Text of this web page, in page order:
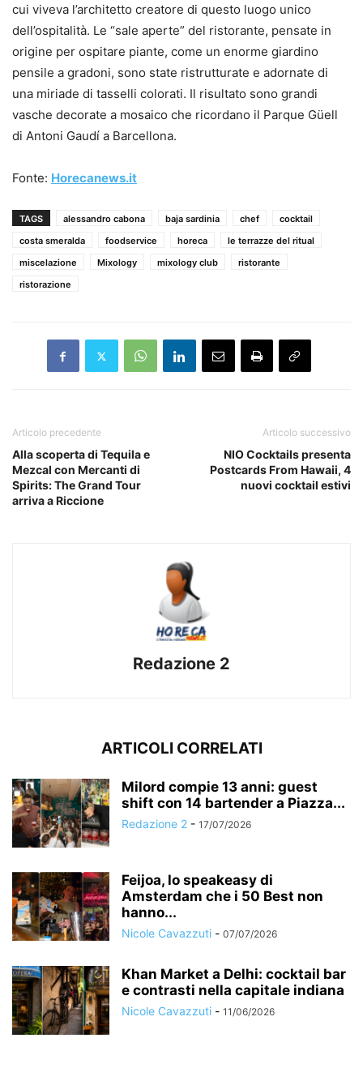
cui viveva l’architetto creatore di questo luogo unico
dell’ospitalità. Le “sale aperte” del ristorante, pensate in
origine per ospitare piante, come un enorme giardino
pensile a gradoni, sono state ristrutturate e adornate di
una miriade di tasselli colorati. Il risultato sono grandi
vasche decorate a mosaico che ricordano il Parque Güell
di Antoni Gaudí a Barcellona.
Fonte: Horecanews.it
TAGS alessandro cabona baja sardinia chef
cocktail
costa smeralda
foodservice horeca
le terrazze del ritual
miscelazione
Mixology mixology club
ristorante
ristorazione
Articolo precedente
Alla scoperta di Tequila e
Mezcal con Mercanti di
Spirits: The Grand Tour
arriva a Riccione
Articolo successivo
NIO Cocktails presenta
Postcards From Hawaii, 4
nuovi cocktail estivi
Redazione 2
ARTICOLI CORRELATI
Milord compie 13 anni: guest
shift con 14 bartender a Piazza...
Redazione 2 - 17/07/2026
Feijoa, lo speakeasy di
Amsterdam che i 50 Best non
hanno...
Nicole Cavazzuti - 07/07/2026
Khan Market a Delhi: cocktail bar
e contrasti nella capitale indiana
Nicole Cavazzuti - 11/06/2026